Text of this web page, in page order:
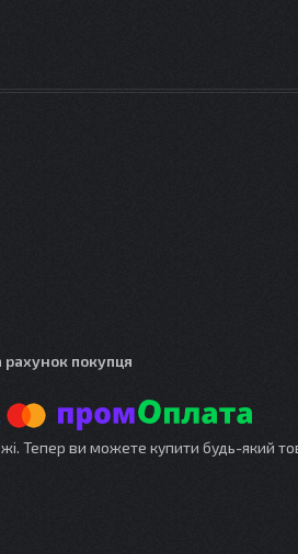
рахунок покупця
Тепер ви можете купити будь-який